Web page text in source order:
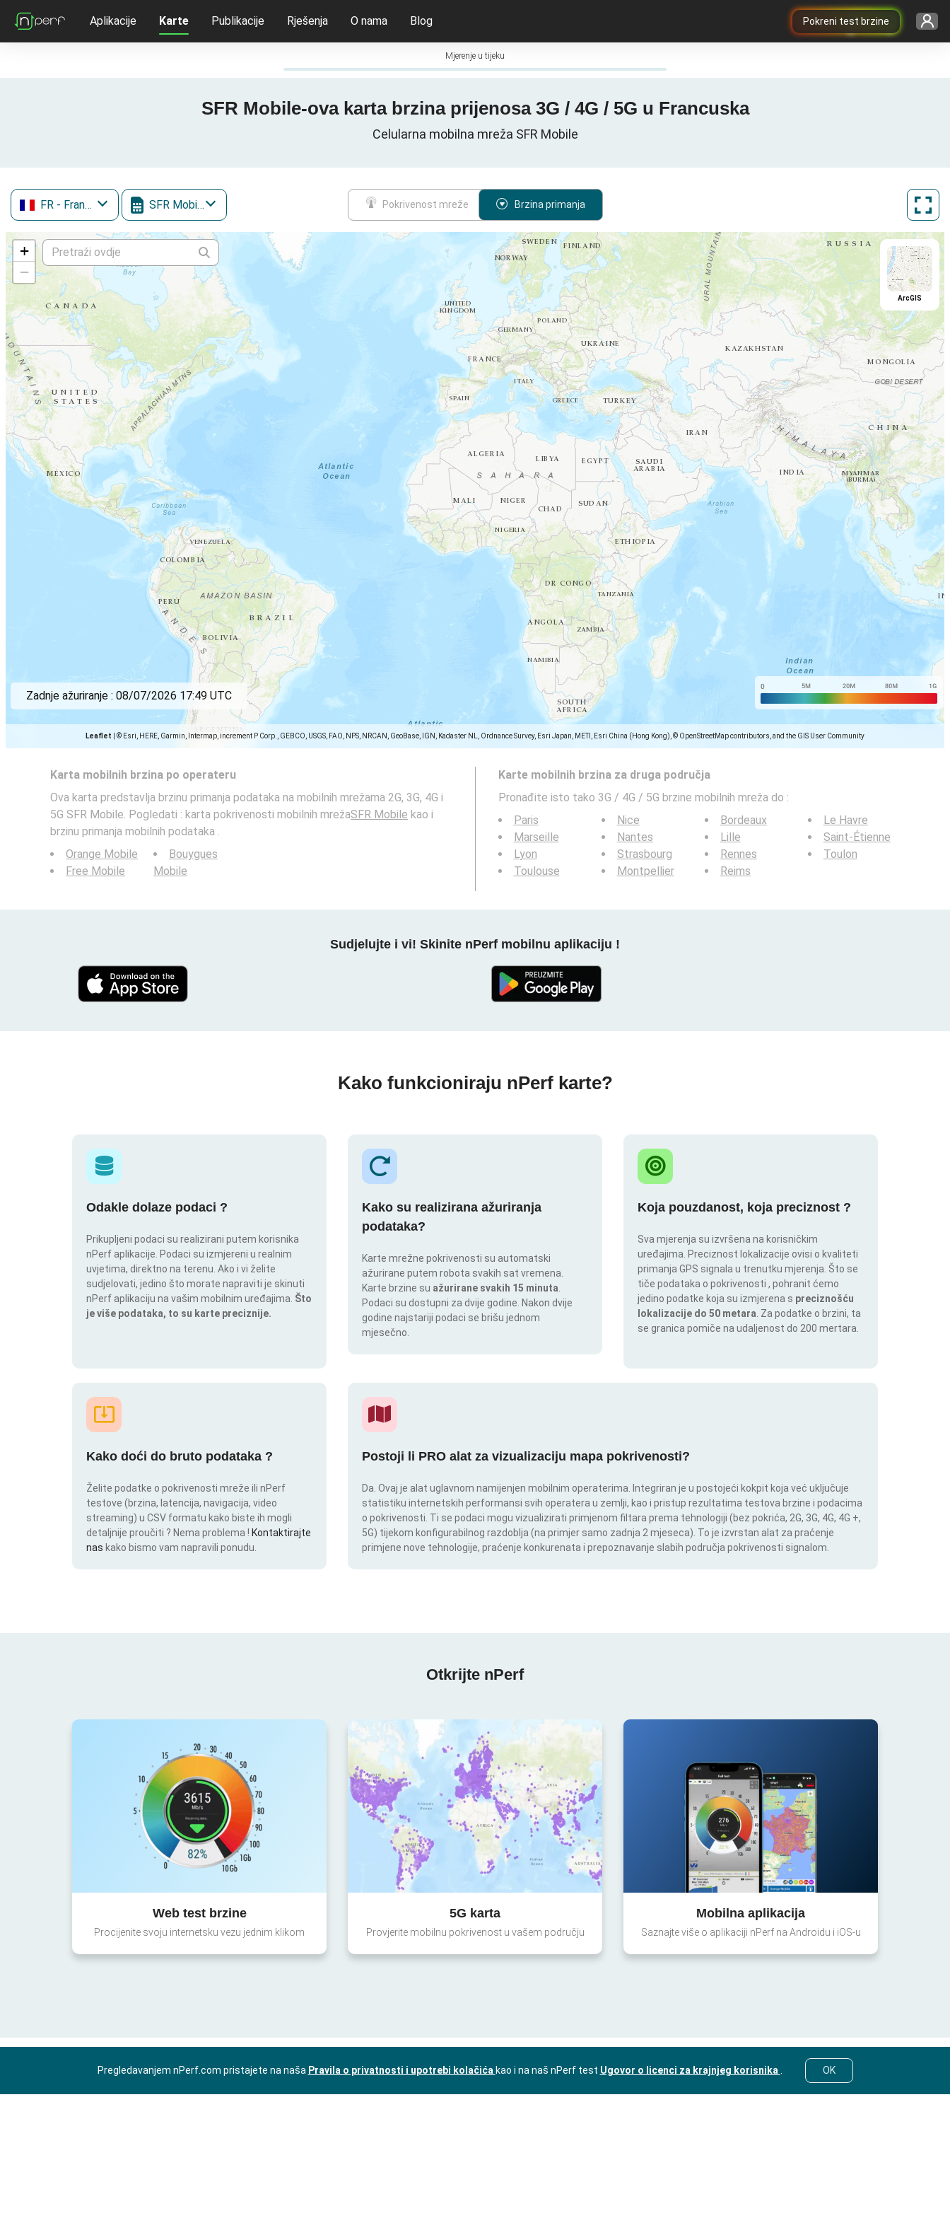
Pokreni test brzine
Aplikacije Karte Publikacije Rješenja O nama Blog
Mjerenje u tijeku
SFR Mobile-ova karta brzina prijenosa 3G / 4G / 5G u Francuska
Celularna mobilna mreža SFR Mobile
FR - Francuska SFR Mobile Pokrivenost mreže Brzina primanja
+
−
Leaflet © Esri, HERE, Garmin, Intermap, increment P Corp., GEBCO, USGS, FAO, NPS, NRCAN, GeoBase, IGN, Kadaster NL, Ordnance Survey, Esri Japan, METI, Esri China (Hong Kong), © OpenStreetMap contributors, and the GIS User Community
ArcGIS
Zadnje ažuriranje : 08/07/2026 17:49 UTC
Karta mobilnih brzina po operateru
Ova karta predstavlja brzinu primanja podataka na mobilnih mrežama 2G, 3G, 4G i
5G SFR Mobile. Pogledati : karta pokrivenosti mobilnih mrežaSFR Mobile kao i
brzinu primanja mobilnih podataka .
Orange Mobile
Free Mobile
Bouygues
Mobile
Karte mobilnih brzina za druga područja
Pronađite isto tako 3G / 4G / 5G brzine mobilnih mreža do :
Paris
Marseille
Lyon
Toulouse
Nice
Nantes
Strasbourg
Montpellier
Bordeaux
Lille
Rennes
Reims
Le Havre
Saint-Étienne
Toulon
Sudjelujte i vi! Skinite nPerf mobilnu aplikaciju !
Kako funkcioniraju nPerf karte?
Odakle dolaze podaci ?
Prikupljeni podaci su realizirani putem korisnika
nPerf aplikacije. Podaci su izmjereni u realnim
uvjetima, direktno na terenu. Ako i vi želite
sudjelovati, jedino što morate napraviti je skinuti
nPerf aplikaciju na vašim mobilnim uređajima. Što
je više podataka, to su karte preciznije.
Kako su realizirana ažuriranja
podataka?
Karte mrežne pokrivenosti su automatski
ažurirane putem robota svakih sat vremena.
Karte brzine su ažurirane svakih 15 minuta
Podaci su dostupni za dvije godine. Nakon dvije
godine najstariji podaci se brišu jednom
mjesečno.
Koja pouzdanost, koja preciznost ?
Sva mjerenja su izvršena na korisničkim
uređajima. Preciznost lokalizacije ovisi o kvaliteti
primanja GPS signala u trenutku mjerenja. Što se
tiče podataka o pokrivenosti , pohranit ćemo
jedino podatke koja su izmjerena s preciznošću
lokalizacije do 50 metara . Za podatke o brzini, ta
se granica pomiče na udaljenost do 200 mertara.
Kako doći do bruto podataka ?
Želite podatke o pokrivenosti mreže ili nPerf
testove (brzina, latencija, navigacija, video
streaming) u CSV formatu kako biste ih mogli
detaljnije proučiti ? Nema problema ! Kontaktirajte
nas kako bismo vam napravili ponudu.
Postoji li PRO alat za vizualizaciju mapa pokrivenosti?
Da. Ovaj je alat uglavnom namijenjen mobilnim operaterima. Integriran je u postojeći kokpit koja već uključuje
statistiku internetskih performansi svih operatera u zemlji, kao i pristup rezultatima testova brzine i podacima
o pokrivenosti. Ti se podaci mogu vizualizirati primjenom filtara prema tehnologiji (bez pokrića, 2G, 3G, 4G, 4G +,
5G) tijekom konfigurabilnog razdoblja (na primjer samo zadnja 2 mjeseca). To je izvrstan alat za praćenje
primjene nove tehnologije, praćenje konkurenata i prepoznavanje slabih područja pokrivenosti signalom.
Otkrijte nPerf
Web test brzine
Procijenite svoju internetsku vezu jednim klikom
5G karta
Provjerite mobilnu pokrivenost u vašem području
Mobilna aplikacija
Saznajte više o aplikaciji nPerf na Androidu i iOS-u
Pregledavanjem nPerf.com pristajete na naša Pravila o privatnosti i upotrebi kolačića kao i na naš nPerf test Ugovor o licenci za krajnjeg korisnika OK